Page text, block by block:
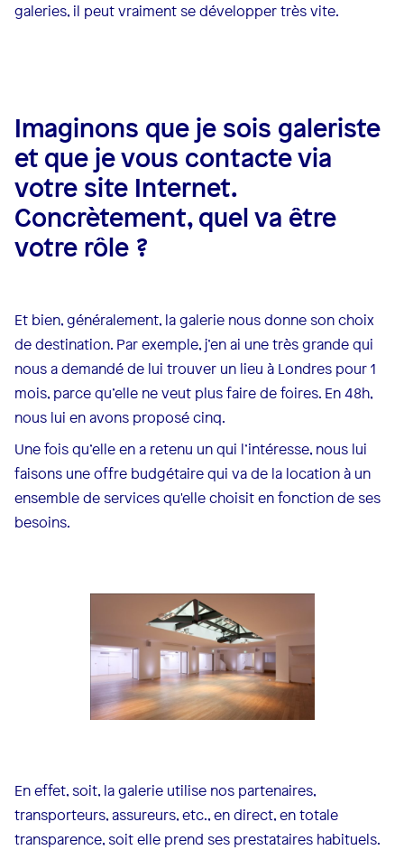
galeries, il peut vraiment se développer très vite.
Imaginons que je sois galeriste
et que je vous contacte via
votre site Internet.
Concrètement, quel va être
votre rôle ?
Et bien, généralement, la galerie nous donne son choix
de destination. Par exemple, j’en ai une très grande qui
nous a demandé de lui trouver un lieu à Londres pour 1
mois, parce qu’elle ne veut plus faire de foires. En 48h,
nous lui en avons proposé cinq.
Une fois qu’elle en a retenu un qui l’intéresse, nous lui
faisons une offre budgétaire qui va de la location à un
ensemble de services qu'elle choisit en fonction de ses
besoins.
En effet, soit, la galerie utilise nos partenaires,
transporteurs, assureurs, etc., en direct, en totale
transparence, soit elle prend ses prestataires habituels.